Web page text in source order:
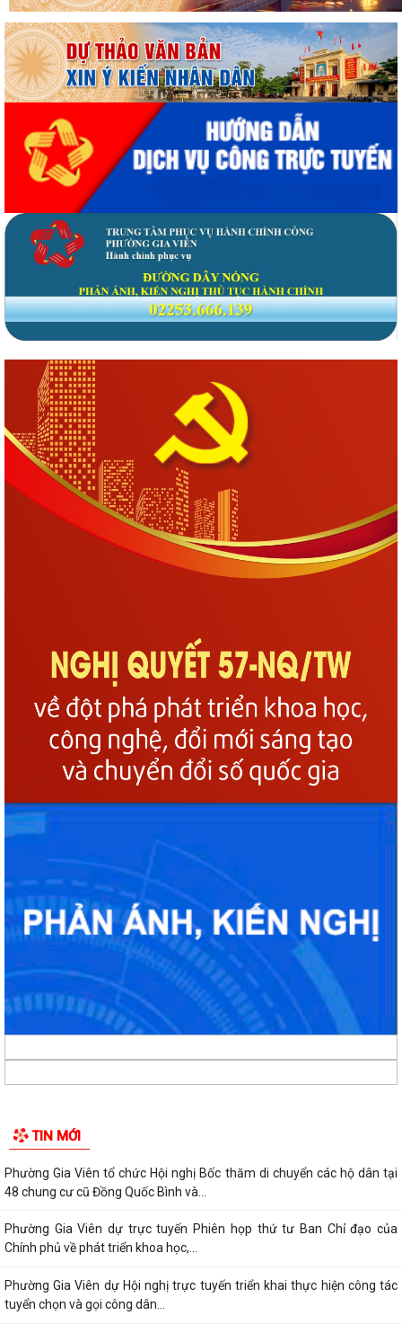
TIN MỚI
Phường Gia Viên tổ chức Hội nghị Bốc thăm di chuyển các hộ dân tại
48 chung cư cũ Đồng Quốc Bình và...
Phường Gia Viên dự trực tuyến Phiên họp thứ tư Ban Chỉ đạo của
Chính phủ về phát triển khoa học,...
Phường Gia Viên dự Hội nghị trực tuyến triển khai thực hiện công tác
tuyển chọn và gọi công dân...